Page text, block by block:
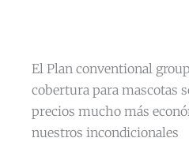
El Plan conventional
cobertura para mascotas
precios mucho más
nuestros incondicionales